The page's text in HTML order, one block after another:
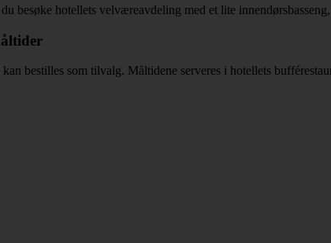
besøke hotellets velværeavdeling med et lite
bestilles som tilvalg. Måltidene serveres i hotellets